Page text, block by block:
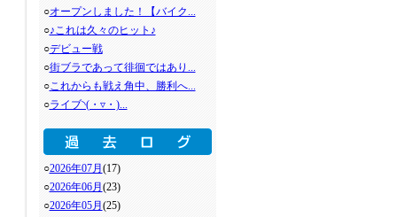
○オープンしました！【バイク...
○♪これは久々のヒット♪
○デビュー戦
○街ブラであって徘徊ではあり...
○これからも戦え角中、勝利へ...
○ライブ◝(・▿・)...
○2026年07月 (17)
○2026年06月 (23)
○2026年05月 (25)